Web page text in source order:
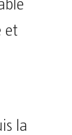
et
la